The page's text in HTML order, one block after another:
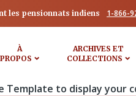
les pensionnats indiens 1-866-
À
PROPOS
ARCHIVES ET
COLLECTIONS
Template to display your